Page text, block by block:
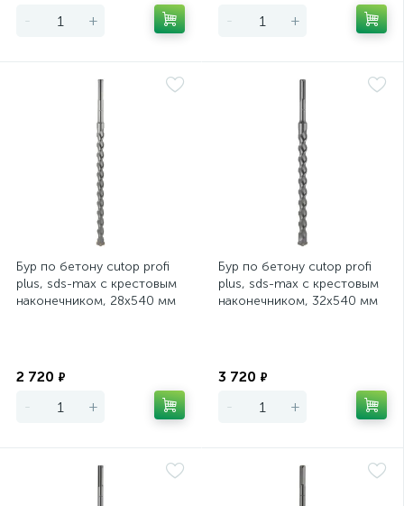
- + - +
Бур по бетону cutop profi
plus, sds-max с крестовым
наконечником, 28x540 мм
2 720 ₽
- +
Бур по бетону cutop profi
plus, sds-max с крестовым
наконечником, 32x540 мм
3 720 ₽
- +